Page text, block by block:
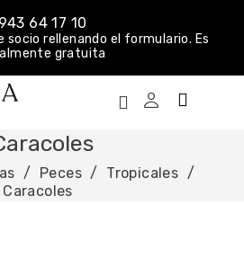
943 64 17 10
rellenando el formulario. Es
gratuita
Peces
Tropicales
Caracoles